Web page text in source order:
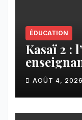
ÉDUCATION
Kasaï 2 :
imposée
CNCA
AOÛT 4, 2026